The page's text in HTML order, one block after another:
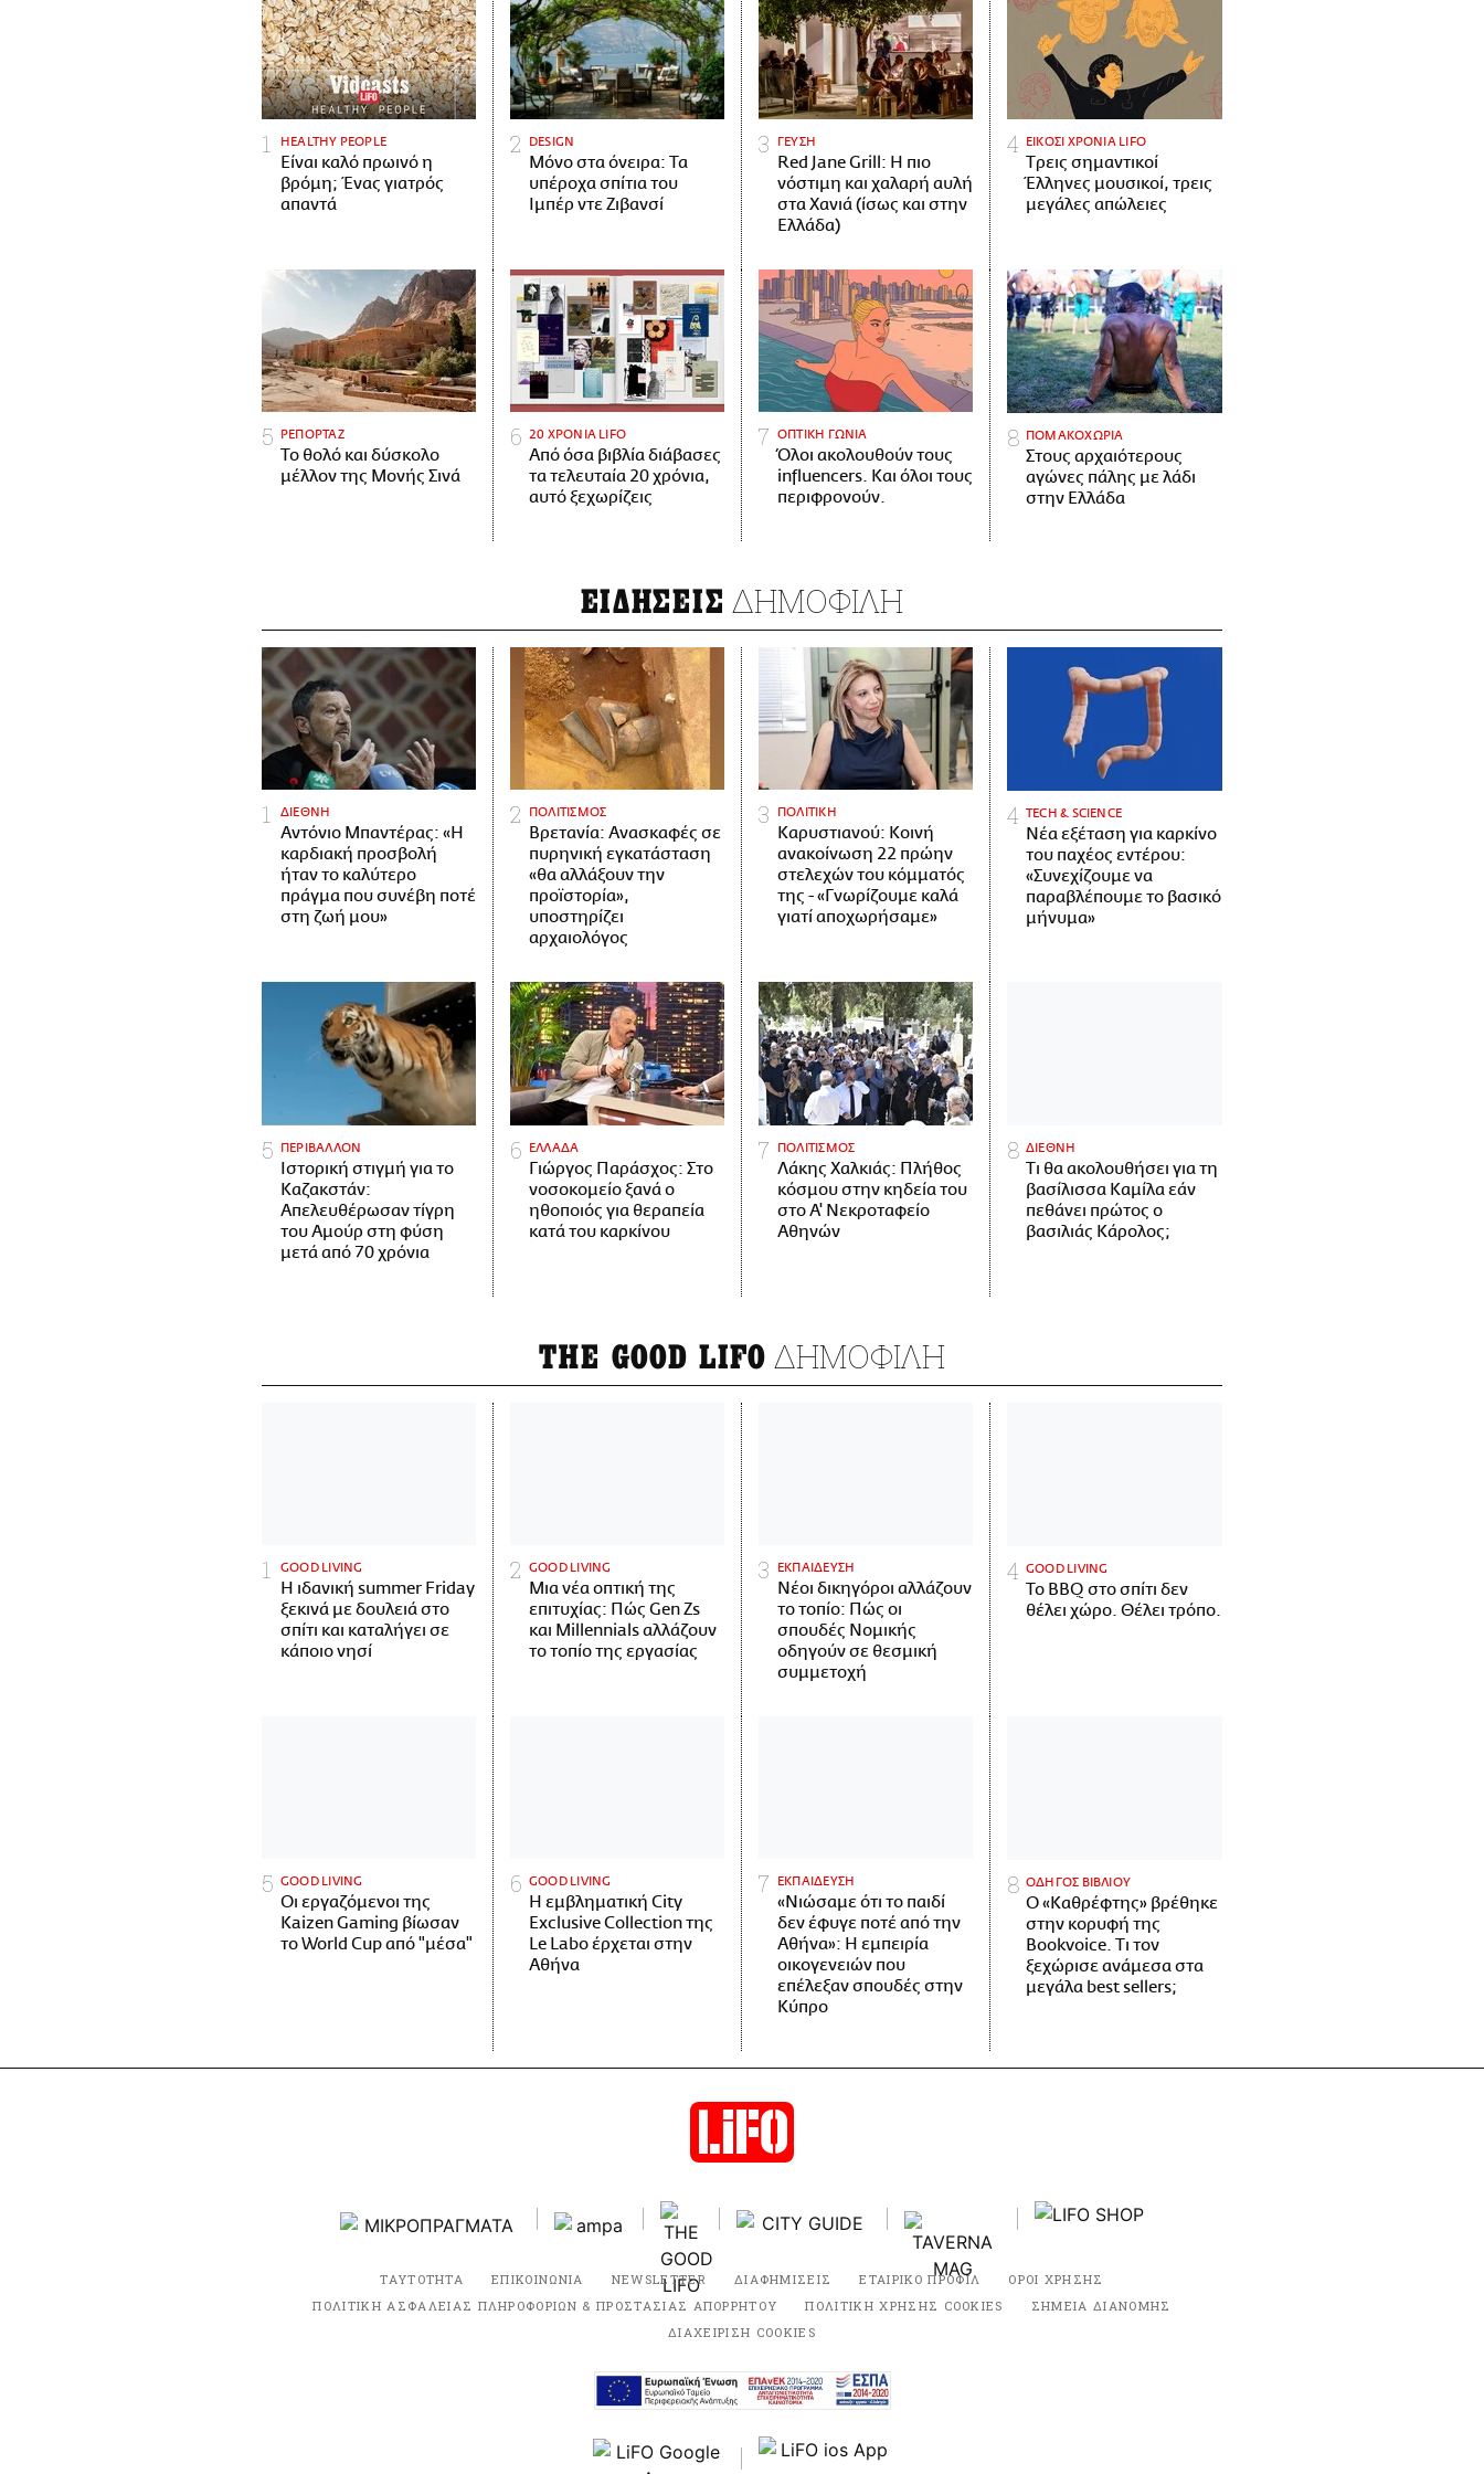
HEALTHY PEOPLE
Είναι καλό πρωινό η
βρόμη; Ένας γιατρός
απαντά
DESIGN
Μόνο στα όνειρα: Τα
υπέροχα σπίτια του
Ιμπέρ ντε Ζιβανσί
ΓΕΥΣΗ
Red Jane Grill: Η πιο
νόστιμη και χαλαρή αυλή
στα Χανιά (ίσως και στην
Ελλάδα)
ΕΙΚΟΣΙ ΧΡΟΝΙΑ LIFO
Tρεις σημαντικοί
Έλληνες μουσικοί, τρεις
μεγάλες απώλειες
ΡΕΠΟΡΤΑΖ
Το θολό και δύσκολο
μέλλον της Μονής Σινά
20 ΧΡΟΝΙΑ LIFO
Από όσα βιβλία διάβασες
τα τελευταία 20 χρόνια,
αυτό ξεχωρίζεις
ΟΠΤΙΚΗ ΓΩΝΙΑ
Όλοι ακολουθούν τους
influencers. Και όλοι τους
περιφρονούν.
ΠΟΜΑΚΟΧΩΡΙΑ
Στους αρχαιότερους
αγώνες πάλης με λάδι
στην Ελλάδα
ΕΙΔΗΣΕΙΣ ΔΗΜΟΦΙΛΗ
ΔΙΕΘΝΗ
Αντόνιο Μπαντέρας: «Η
καρδιακή προσβολή
ήταν το καλύτερο
πράγμα που συνέβη ποτέ
στη ζωή μου»
ΠΟΛΙΤΙΣΜΟΣ
Βρετανία: Ανασκαφές σε
πυρηνική εγκατάσταση
«θα αλλάξουν την
προϊστορία»,
υποστηρίζει
αρχαιολόγος
ΠΟΛΙΤΙΚΗ
Καρυστιανού: Κοινή
ανακοίνωση 22 πρώην
στελεχών του κόμματός
της - «Γνωρίζουμε καλά
γιατί αποχωρήσαμε»
ΤECH & SCIENCE
Νέα εξέταση για καρκίνο
του παχέος εντέρου:
«Συνεχίζουμε να
παραβλέπουμε το βασικό
μήνυμα»
ΠΕΡΙΒΑΛΛΟΝ
Ιστορική στιγμή για το
Καζακστάν:
Απελευθέρωσαν τίγρη
του Αμούρ στη φύση
μετά από 70 χρόνια
ΕΛΛΑΔΑ
Γιώργος Παράσχος: Στο
νοσοκομείο ξανά ο
ηθοποιός για θεραπεία
κατά του καρκίνου
ΠΟΛΙΤΙΣΜΟΣ
Λάκης Χαλκιάς: Πλήθος
κόσμου στην κηδεία του
στο Α' Νεκροταφείο
Αθηνών
ΔΙΕΘΝΗ
Τι θα ακολουθήσει για τη
βασίλισσα Καμίλα εάν
πεθάνει πρώτος ο
βασιλιάς Κάρολος;
THE GOOD LIFO ΔΗΜΟΦΙΛΗ
GOOD LIVING
Η ιδανική summer Friday
ξεκινά με δουλειά στο
σπίτι και καταλήγει σε
κάποιο νησί
GOOD LIVING
Μια νέα οπτική της
επιτυχίας: Πώς Gen Zs
και Millennials αλλάζουν
το τοπίο της εργασίας
ΕΚΠΑΙΔΕΥΣΗ
Νέοι δικηγόροι αλλάζουν
το τοπίο: Πώς οι
σπουδές Νομικής
οδηγούν σε θεσμική
συμμετοχή
GOOD LIVING
Το BBQ στο σπίτι δεν
θέλει χώρο. Θέλει τρόπο.
GOOD LIVING
Οι εργαζόμενοι της
Kaizen Gaming βίωσαν
το World Cup από "μέσα"
GOOD LIVING
Η εμβληματική City
Exclusive Collection της
Le Labo έρχεται στην
Αθήνα
ΕΚΠΑΙΔΕΥΣΗ
«Νιώσαμε ότι το παιδί
δεν έφυγε ποτέ από την
Αθήνα»: Η εμπειρία
οικογενειών που
επέλεξαν σπουδές στην
Κύπρο
ΟΔΗΓΟΣ ΒΙΒΛΙΟΥ
Ο «Καθρέφτης» βρέθηκε
στην κορυφή της
Bookvoice. Τι τον
ξεχώρισε ανάμεσα στα
μεγάλα best sellers;
ΤΑΥΤΟΤΗΤΑ ΕΠΙΚΟΙΝΩΝΙΑ NEWSLETTER ΔΙΑΦΗΜΙΣΕΙΣ ΕΤΑΙΡΙΚΟ ΠΡΟΦΙΛ
ΟΡΟΙ ΧΡΗΣΗΣ
ΠΟΛΙΤΙΚΗ ΑΣΦΑΛΕΙΑΣ ΠΛΗΡΟΦΟΡΙΩΝ & ΠΡΟΣΤΑΣΙΑΣ ΑΠΟΡΡΗΤΟΥ
ΠΟΛΙΤΙΚΗ ΧΡΗΣΗΣ COOKIES
ΣΗΜΕΙΑ ΔΙΑΝΟΜΗΣ
ΔΙΑΧΕΙΡΙΣΗ COOKIES